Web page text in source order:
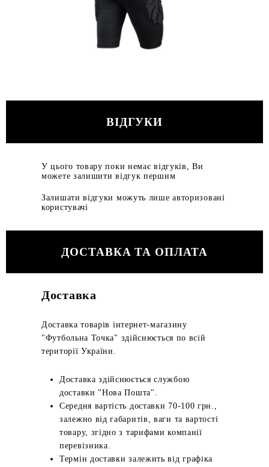
ВІДГУКИ
У цього товару поки немає відгуків, Ви
можете залишити відгук першим
Залишати відгуки можуть лише авторизовані
користувачі
ДОСТАВКА ТА ОПЛАТА
Доставка
Доставка товарів інтернет-магазину
"Футбольна Точка" здійснюється по всій
території України.
Доставка здійснюється службою
доставки "Нова Пошта".
Середня вартість доставки 70-100 грн.,
залежно від габаритів, ваги та вартості
товару, згідно з тарифами компанії
перевізника.
Термін доставки залежить від графіка